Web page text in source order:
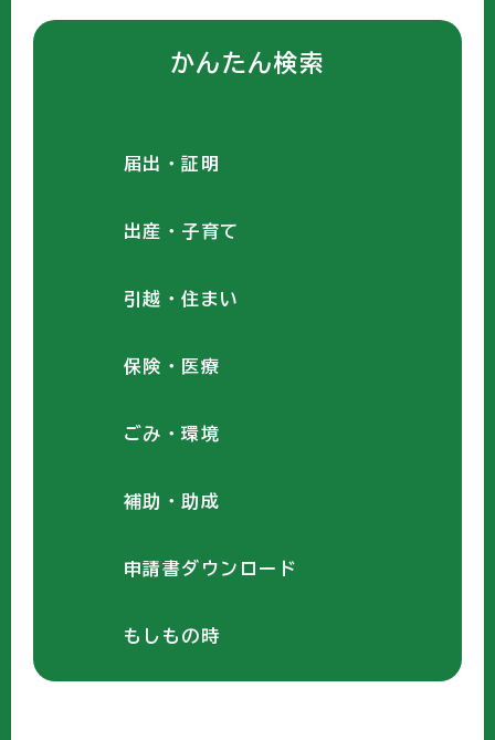
かんたん検索
届出・証明
出産・子育て
引越・住まい
保険・医療
ごみ・環境
補助・助成
申請書ダウンロード
もしもの時